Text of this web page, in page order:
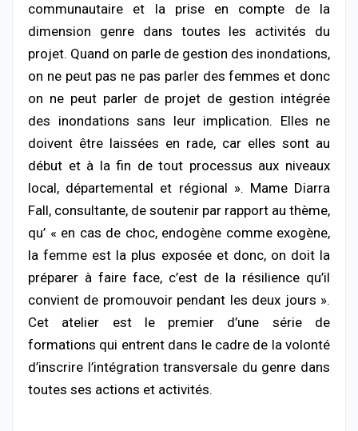
communautaire et la prise en compte de la
dimension genre dans toutes les activités du
projet. Quand on parle de gestion des inondations,
on ne peut pas ne pas parler des femmes et donc
on ne peut parler de projet de gestion intégrée
des inondations sans leur implication. Elles ne
doivent être laissées en rade, car elles sont au
début et à la fin de tout processus aux niveaux
local, départemental et régional ». Mame Diarra
Fall, consultante, de soutenir par rapport au thème,
qu’ « en cas de choc, endogène comme exogène,
la femme est la plus exposée et donc, on doit la
préparer à faire face, c’est de la résilience qu’il
convient de promouvoir pendant les deux jours ».
Cet atelier est le premier d’une série de
formations qui entrent dans le cadre de la volonté
d’inscrire l’intégration transversale du genre dans
toutes ses actions et activités.